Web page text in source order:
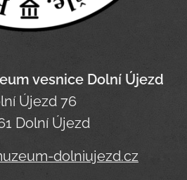
vesnice Dolní Újezd
Újezd 76
Dolní Újezd
dolniujezd.cz